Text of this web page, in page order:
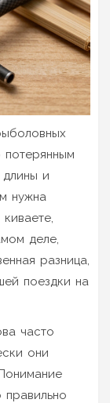
потерянным
и
нужна
деле,
разница,
поездки на
часто
они